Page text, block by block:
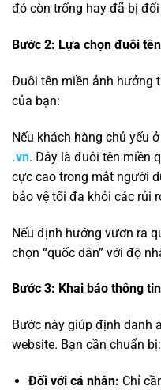
đó còn trống hay đã bị đối
Bước 2: Lựa chọn đuôi
Đuôi tên miền ảnh hưởng
của bạn:
Nếu khách hàng chủ yếu
.vn. Đây là đuôi tên miền
cực cao trong mắt người
bảo vệ tối đa khỏi các rủi
Nếu định hướng vươn ra
chọn “quốc dân” với độ
Bước 3: Khai báo thông
Bước này giúp định danh
website. Bạn cần chuẩn bị:
Đối với cá nhân: Chỉ